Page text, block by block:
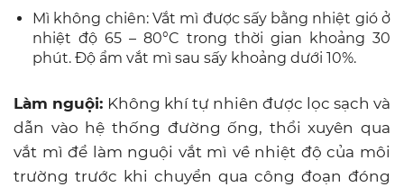
Mì không chiên: Vắt mì được sấy bằng nhiệt gió ở
nhiệt độ 65 – 80°C trong thời gian khoảng 30
phút. Độ ẩm vắt mì sau sấy khoảng dưới 10%.
Làm nguội: Không khí tự nhiên được lọc sạch và
dẫn vào hệ thống đường ống, thổi xuyên qua
vắt mì để làm nguội vắt mì về nhiệt độ của môi
trường trước khi chuyển qua công đoạn đóng